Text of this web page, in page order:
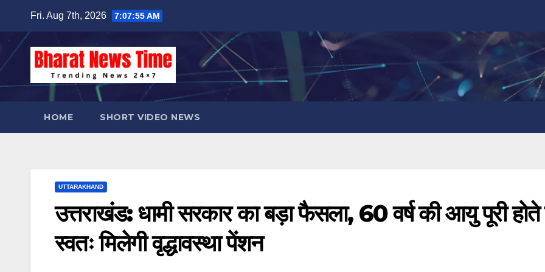
content
Fri. Aug 7th, 2026 7:07:56 AM
HOME SHORT VIDEO NEWS
UTTARAKHAND
उत्तराखंड: धामी सरकार का बड़ा फैसला, 60 वर्ष की आयु पूरी होते
स्वतः मिलेगी वृद्धावस्था पेंशन